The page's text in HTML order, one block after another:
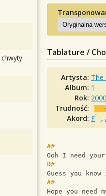
Tablature /
Artysta: The
Album: 1
Rok: 2000
Trudność:
Akord: F ,
A#
Ooh I need
D#
Guess you
A#
Hope you need
chwyty